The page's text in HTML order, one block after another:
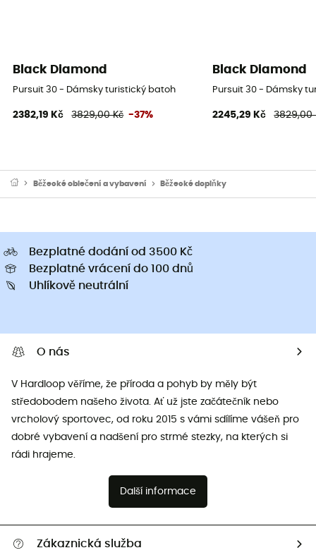
Black Diamond
Pursuit 30 - Dámsky turistický batoh
2382,19 Kč 3829,00 Kč -37%
Black Diamond
Pursuit 30 - Dámsky
2245,29 Kč 3829,00
Běžecké oblečení a vybavení Běžecké doplňky
Bezplatné dodání od 3500 Kč
Bezplatné vrácení do 100 dnů
Uhlíkově neutrální
O nás
V Hardloop věříme, že příroda a pohyb by měly být
středobodem našeho života. Ať už jste začátečník nebo
vrcholový sportovec, od roku 2015 s vámi sdílíme vášeň pro
dobré vybavení a nadšení pro strmé stezky, na kterých si
rádi hrajeme.
Další informace
Zákaznická služba